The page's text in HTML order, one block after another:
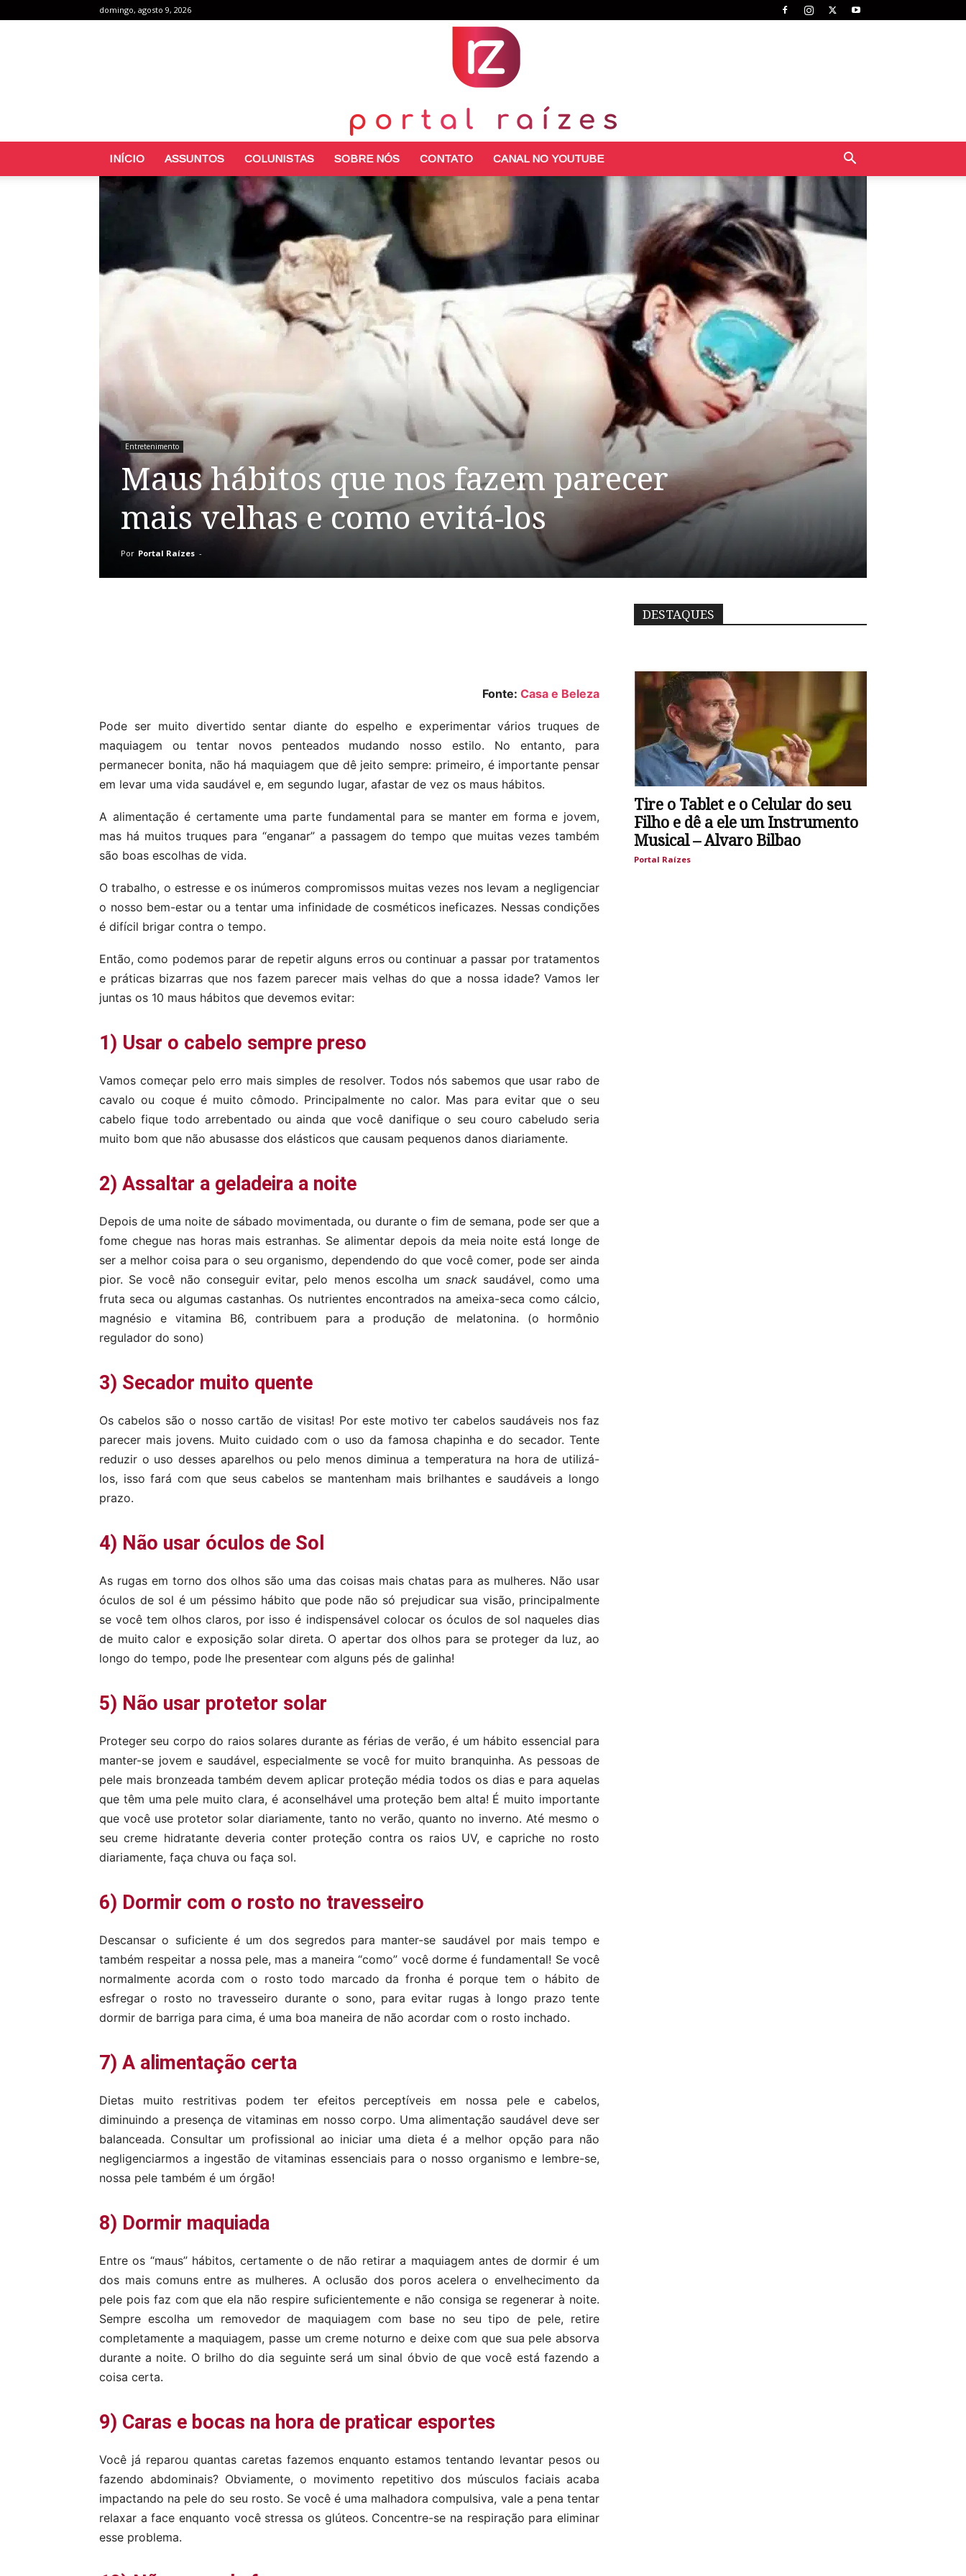
domingo, agosto 9, 2026
Raízes
INÍCIO ASSUNTOS COLUNISTAS SOBRE NÓS CONTATO CANAL NO YOUTUBE
Entretenimento
Maus hábitos que nos fazem parecer
mais velhas e como evitá-los
Por Portal Raízes -
Fonte: Casa e Beleza
Pode ser muito divertido sentar diante do espelho e experimentar vários truques de
maquiagem ou tentar novos penteados mudando nosso estilo. No entanto, para
permanecer bonita, não há maquiagem que dê jeito sempre: primeiro, é importante pensar
em levar uma vida saudável e, em segundo lugar, afastar de vez os maus hábitos.
A alimentação é certamente uma parte fundamental para se manter em forma e jovem,
mas há muitos truques para “enganar” a passagem do tempo que muitas vezes também
são boas escolhas de vida.
O trabalho, o estresse e os inúmeros compromissos muitas vezes nos levam a negligenciar
o nosso bem-estar ou a tentar uma infinidade de cosméticos ineficazes. Nessas condições
é difícil brigar contra o tempo.
Então, como podemos parar de repetir alguns erros ou continuar a passar por tratamentos
e práticas bizarras que nos fazem parecer mais velhas do que a nossa idade? Vamos ler
juntas os 10 maus hábitos que devemos evitar:
1) Usar o cabelo sempre preso
Vamos começar pelo erro mais simples de resolver. Todos nós sabemos que usar rabo de
cavalo ou coque é muito cômodo. Principalmente no calor. Mas para evitar que o seu
cabelo fique todo arrebentado ou ainda que você danifique o seu couro cabeludo seria
muito bom que não abusasse dos elásticos que causam pequenos danos diariamente.
2) Assaltar a geladeira a noite
Depois de uma noite de sábado movimentada, ou durante o fim de semana, pode ser que a
fome chegue nas horas mais estranhas. Se alimentar depois da meia noite está longe de
ser a melhor coisa para o seu organismo, dependendo do que você comer, pode ser ainda
pior. Se você não conseguir evitar, pelo menos escolha um snacksaudável, como uma
fruta seca ou algumas castanhas. Os nutrientes encontrados na ameixa-seca como cálcio,
magnésio e vitamina B6, contribuem para a produção de melatonina. (o hormônio
regulador do sono)
3) Secador muito quente
Os cabelos são o nosso cartão de visitas! Por este motivo ter cabelos saudáveis nos faz
parecer mais jovens. Muito cuidado com o uso da famosa chapinha e do secador. Tente
reduzir o uso desses aparelhos ou pelo menos diminua a temperatura na hora de utilizá-
los, isso fará com que seus cabelos se mantenham mais brilhantes e saudáveis a longo
prazo.
4) Não usar óculos de Sol
As rugas em torno dos olhos são uma das coisas mais chatas para as mulheres. Não usar
óculos de sol é um péssimo hábito que pode não só prejudicar sua visão, principalmente
se você tem olhos claros, por isso é indispensável colocar os óculos de sol naqueles dias
de muito calor e exposição solar direta. O apertar dos olhos para se proteger da luz, ao
longo do tempo, pode lhe presentear com alguns pés de galinha!
5) Não usar protetor solar
Proteger seu corpo do raios solares durante as férias de verão, é um hábito essencial para
manter-se jovem e saudável, especialmente se você for muito branquinha. As pessoas de
pele mais bronzeada também devem aplicar proteção média todos os dias e para aquelas
que têm uma pele muito clara, é aconselhável uma proteção bem alta! É muito importante
que você use protetor solar diariamente, tanto no verão, quanto no inverno. Até mesmo o
seu creme hidratante deveria conter proteção contra os raios UV, e capriche no rosto
diariamente, faça chuva ou faça sol.
6) Dormir com o rosto no travesseiro
Descansar o suficiente é um dos segredos para manter-se saudável por mais tempo e
também respeitar a nossa pele, mas a maneira “como” você dorme é fundamental! Se você
normalmente acorda com o rosto todo marcado da fronha é porque tem o hábito de
esfregar o rosto no travesseiro durante o sono, para evitar rugas à longo prazo tente
dormir de barriga para cima, é uma boa maneira de não acordar com o rosto inchado.
7) A alimentação certa
Dietas muito restritivas podem ter efeitos perceptíveis em nossa pele e cabelos,
diminuindo a presença de vitaminas em nosso corpo. Uma alimentação saudável deve ser
balanceada. Consultar um profissional ao iniciar uma dieta é a melhor opção para não
negligenciarmos a ingestão de vitaminas essenciais para o nosso organismo e lembre-se,
nossa pele também é um órgão!
8) Dormir maquiada
Entre os “maus” hábitos, certamente o de não retirar a maquiagem antes de dormir é um
dos mais comuns entre as mulheres. A oclusão dos poros acelera o envelhecimento da
pele pois faz com que ela não respire suficientemente e não consiga se regenerar à noite.
Sempre escolha um removedor de maquiagem com base no seu tipo de pele, retire
completamente a maquiagem, passe um creme noturno e deixe com que sua pele absorva
durante a noite. O brilho do dia seguinte será um sinal óbvio de que você está fazendo a
coisa certa.
9) Caras e bocas na hora de praticar esportes
Você já reparou quantas caretas fazemos enquanto estamos tentando levantar pesos ou
fazendo abdominais? Obviamente, o movimento repetitivo dos músculos faciais acaba
impactando na pele do seu rosto. Se você é uma malhadora compulsiva, vale a pena tentar
relaxar a face enquanto você stressa os glúteos. Concentre-se na respiração para eliminar
esse problema.
DESTAQUES
Tire o Tablet e o Celular do seu
Filho e dê a ele um Instrumento
Musical – Alvaro Bilbao
Portal Raízes